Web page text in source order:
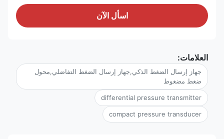
اسأل الآن
العلامات:
جهاز إرسال الضغط الذكي,جهاز إرسال الضغط التفاضلي,محول
ضغط مضغوط
differential pressure transmitter
compact pressure transducer